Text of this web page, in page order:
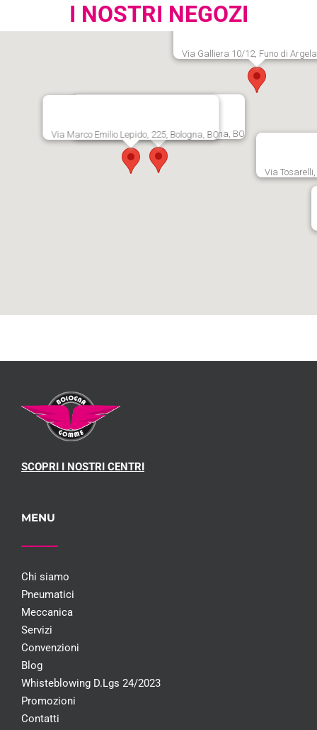
I NOSTRI NEGOZI
Via Persicetana Vecchia, 20, Bologna, BO
Via Marco Emilio Lepido, 225, Bologna, BO
Via
Via Galliera 10/12, Funo di
SCOPRI I NOSTRI CENTRI
MENU
Chi siamo
Pneumatici
Meccanica
Servizi
Convenzioni
Blog
Whisteblowing D.Lgs 24/2023
Promozioni
Contatti